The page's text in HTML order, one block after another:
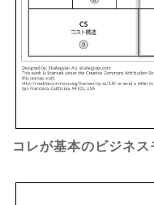
コレが基本のビジネス